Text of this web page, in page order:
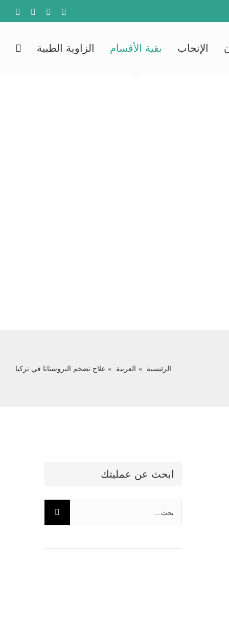
Facebook
YouTube
الإنجاب بقية الأقسام الزاوية الطبية
الرئيسية العربية علاج تضخم البروستاتا في تركيا
ابحث عن عمليتك
عن: